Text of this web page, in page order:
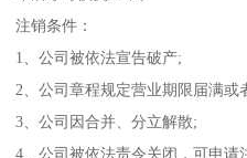
注销条件：
1、公司被依法宣告破产;
2、公司章程规定营业期限届满或
3、公司因合并、分立解散;
4、公司被依法责令关闭，可申请